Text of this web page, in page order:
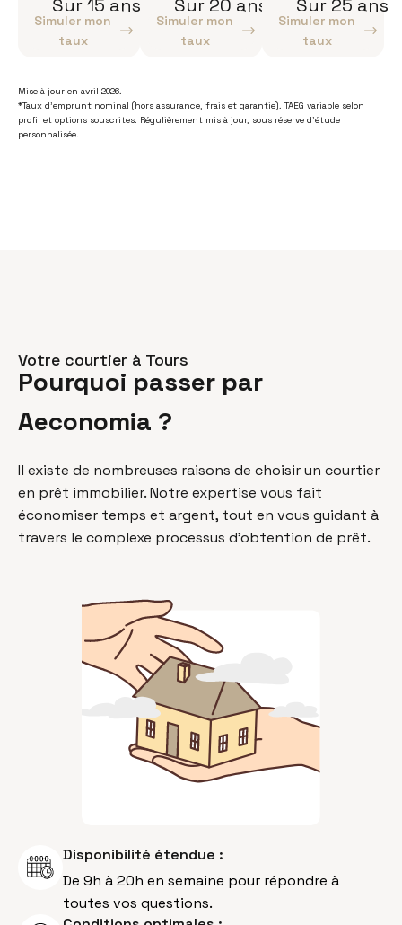
Sur 15 ans
Simuler mon
taux
Sur 20 ans
Simuler mon
taux
Sur 25 ans
Simuler mon
taux
Mise à jour en avril 2026.
*Taux d’emprunt nominal (hors assurance, frais et garantie). TAEG variable selon
profil et options souscrites. Régulièrement mis à jour, sous réserve d’étude
personnalisée.
Votre courtier à Tours
Pourquoi passer par
Aeconomia ?
Il existe de nombreuses raisons de choisir un courtier
en prêt immobilier. Notre expertise vous fait
économiser temps et argent, tout en vous guidant à
travers le complexe processus d’obtention de prêt.
Disponibilité étendue :
De 9h à 20h en semaine pour répondre à
toutes vos questions.